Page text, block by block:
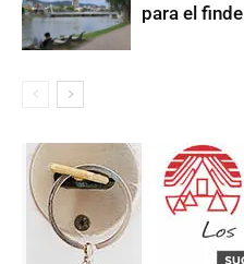
para el finde